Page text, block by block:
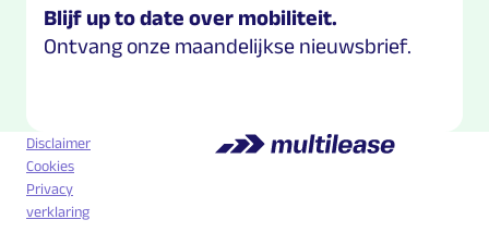
Blijf up to date over mobiliteit.
Ontvang onze maandelijkse nieuwsbrief.
Disclaimer
Cookies
Privacy
verklaring